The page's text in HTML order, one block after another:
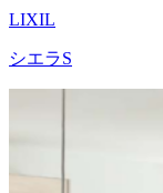
LIXIL
シエラS